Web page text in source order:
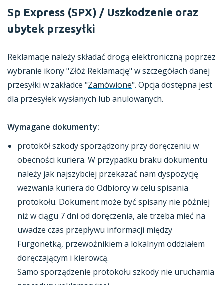
Sp Express (SPX) / Uszkodzenie oraz
ubytek przesyłki
Reklamacje należy składać drogą elektroniczną poprzez
wybranie ikony "Złóż Reklamację" w szczegółach danej
przesyłki w zakładce "Zamówione". Opcja dostępna jest
dla przesyłek wysłanych lub anulowanych.
Wymagane dokumenty:
protokół szkody sporządzony przy doręczeniu w
obecności kuriera. W przypadku braku dokumentu
należy jak najszybciej przekazać nam dyspozycję
wezwania kuriera do Odbiorcy w celu spisania
protokołu. Dokument może być spisany nie później
niż w ciągu 7 dni od doręczenia, ale trzeba mieć na
uwadze czas przepływu informacji między
Furgonetką, przewoźnikiem a lokalnym oddziałem
doręczającym i kierowcą.
Samo sporządzenie protokołu szkody nie uruchamia